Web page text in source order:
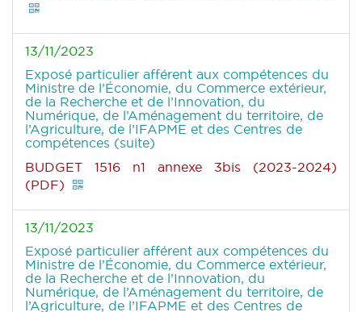
13/11/2023
Exposé particulier afférent aux compétences du
Ministre de l’Économie, du Commerce extérieur,
de la Recherche et de l’Innovation, du
Numérique, de l’Aménagement du territoire, de
l’Agriculture, de l’IFAPME et des Centres de
compétences (suite)
BUDGET 1516 n1 annexe 3bis (2023-2024)
(PDF)
13/11/2023
Exposé particulier afférent aux compétences du
Ministre de l’Économie, du Commerce extérieur,
de la Recherche et de l’Innovation, du
Numérique, de l’Aménagement du territoire, de
l’Agriculture, de l’IFAPME et des Centres de